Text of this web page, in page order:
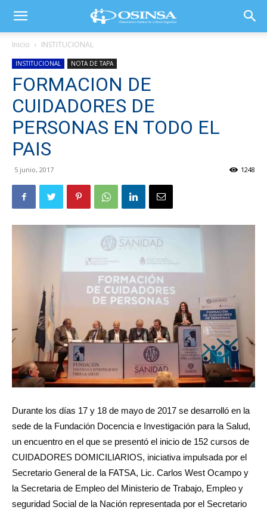
Inicio INSTITUCIONAL
INSTITUCIONAL NOTA DE TAPA
FORMACION DE
CUIDADORES DE
PERSONAS EN TODO EL
PAIS
5 junio, 2017 1248
Durante los días 17 y 18 de mayo de 2017 se desarrolló en la
sede de la Fundación Docencia e Investigación para la Salud,
un encuentro en el que se presentó el inicio de 152 cursos de
CUIDADORES DOMICILIARIOS, iniciativa impulsada por el
Secretario General de la FATSA, Lic. Carlos West Ocampo y
la Secretaria de Empleo del Ministerio de Trabajo, Empleo y
seguridad Social de la Nación representada por el Secretario